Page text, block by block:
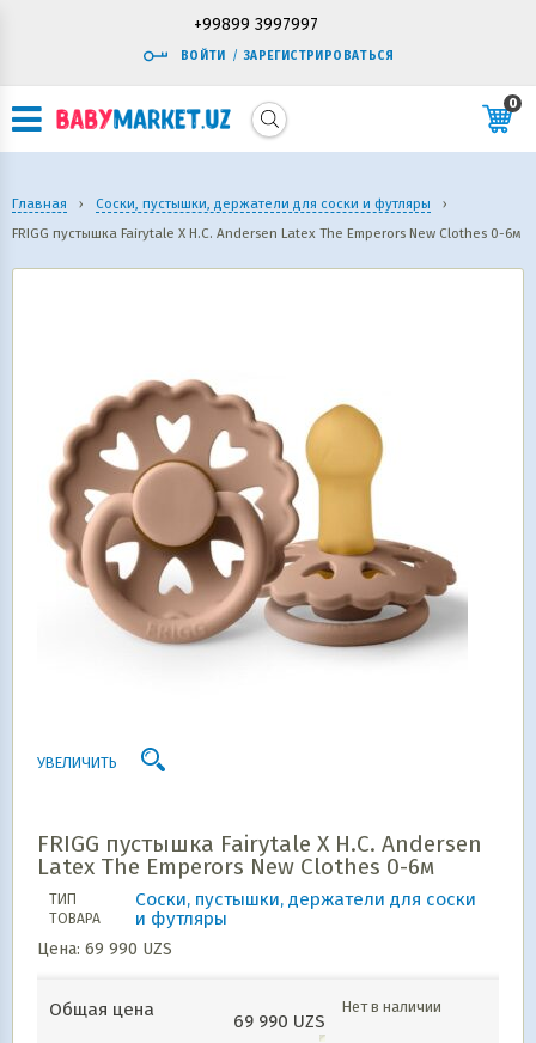
+99899 3997997
ВОЙТИ / ЗАРЕГИСТРИРОВАТЬСЯ
0
Главная › Соски, пустышки, держатели для соски и футляры
›
FRIGG пустышка Fairytale X H.C. Andersen Latex The Emperors New Clothes 0-6м
УВЕЛИЧИТЬ
FRIGG пустышка Fairytale X H.C. Andersen
Latex The Emperors New Clothes 0-6м
ТИП
ТОВАРА
Соски, пустышки, держатели для соски
и футляры
Цена: 69 990 UZS
Общая цена
69 990 UZS
Нет в наличии